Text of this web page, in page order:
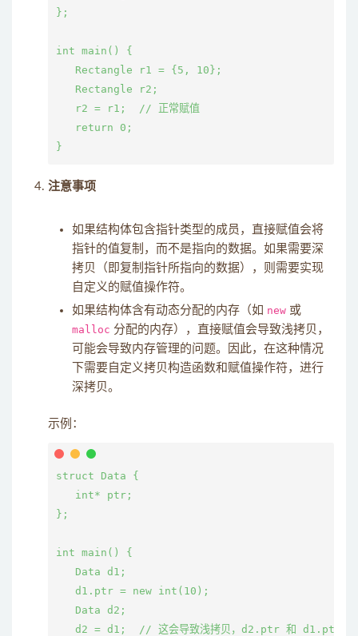
};
int main() {
   Rectangle r1 = {5, 10};
   Rectangle r2;
   r2 = r1;  // 正常赋值
   return 0;
注意事项
如果结构体包含指针类型的成员，直接赋值会将
指针的值复制，而不是指向的数据。如果需要深
拷贝（即复制指针所指向的数据），则需要实现
自定义的赋值操作符。
如果结构体含有动态分配的内存（如 new 或
malloc 分配的内存），直接赋值会导致浅拷贝，
可能会导致内存管理的问题。因此，在这种情况
下需要自定义拷贝构造函数和赋值操作符，进行
深拷贝。
示例：
struct Data {
   int* ptr;
};
int main() {
   Data d1;
   d1.ptr = new int(10);
   Data d2;
d2 = d1;  // 这会导致浅拷贝，d2.ptr 和 d1.ptr 都